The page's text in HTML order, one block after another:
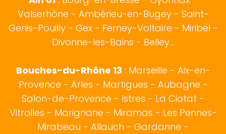
Valserhône - Ambérieu-en-Bugey - Saint-
Genis-Pouilly - Gex- Ferney-Voltaire - Miribel -
Divonne-les-Bains - Belley...
Bouches-du-Rhône 13 : Marseille - Aix-en-
Provence - Arles - Martigues - Aubagne -
Salon-de-Provence - Istres - La Ciotat -
Vitrolles - Marignane - Miramas - Les Pennes-
Mirabeau - Allauch - Gardanne -